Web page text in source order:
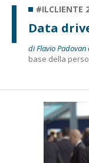
#ILCLIENTE
Data
di Flavio
base della